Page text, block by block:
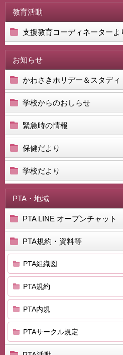
教育活動
支援教育コーディネーターよ
お知らせ
かわさきホリデー＆スタディ
学校からのおしらせ
緊急時の情報
保健だより
学校だより
PTA・地域
PTA LINE オープンチャット
PTA規約・資料等
PTA組織図
PTA規約
PTA内規
PTAサークル規定